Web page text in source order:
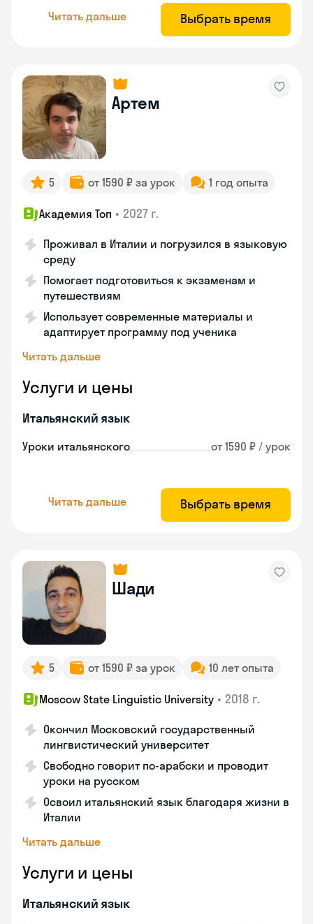
Читать дальше Выбрать время
Артем
5 от 1590 ₽ за урок 1 год опыта
Академия Топ • 2027 г.
Проживал в Италии и погрузился в языковую
среду
Помогает подготовиться к экзаменам и
путешествиям
Использует современные материалы и
адаптирует программу под ученика
Читать дальше
Услуги и цены
Итальянский язык
Уроки итальянского от 1590 ₽ / урок
Читать дальше Выбрать время
Шади
5 от 1590 ₽ за урок 10 лет опыта
Moscow State Linguistic University • 2018 г.
Окончил Московский государственный
лингвистический университет
Свободно говорит по-арабски и проводит
уроки на русском
Освоил итальянский язык благодаря жизни в
Италии
Читать дальше
Услуги и цены
Итальянский язык